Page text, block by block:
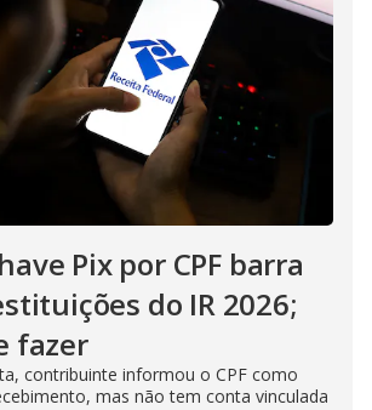
Pix por CPF barra
do IR 2026;
fazer
contribuinte informou o CPF como
mas não tem conta vinculada